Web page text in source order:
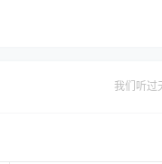
我们听过